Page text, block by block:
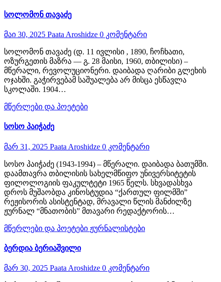
სოლომონ თავაძე
მაი 30, 2025 Paata Aroshidze 0 კომენტარი
სოლომონ თავაძე (დ. 11 ივლისი , 1890, ჩოჩხათი,
ოზურგეთის მაზრა — გ. 28 მაისი, 1960, თბილისი) –
მწერალი, რევოლუციონერი. დაიბადა ღარიბი გლეხის
ოჯახში. გაჭირვებამ საშუალება არ მისცა ესწავლა
სკოლაში. 1904…
მწერლები და პოეტები
სოსო პაიჭაძე
მარ 31, 2025 Paata Aroshidze 0 კომენტარი
სოსო პაიჭაძე (1943-1994) – მწერალი. დაიბადა ბათუმში.
დაამთავრა თბილისის სახელმწიფო უნივერსიტეტის
ფილოლოგიის ფაკულტეტი 1965 წელს. სხვადასხვა
დროს მუშაობდა კინოსტუდია “ქართულ ფილმში”
რეჟისორის ასისტენტად, მრავალი წლის მანძილზე
ჟურნალ “მნათობის” მთავარი რედაქტორის…
მწერლები და პოეტები ჟურნალისტები
ბერდია ბერიაშვილი
მარ 30, 2025 Paata Aroshidze 0 კომენტარი